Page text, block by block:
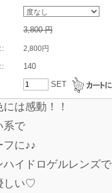
3,800 円
2,800円
140
SET
は感動！！
系で
フに♪♪
ハイドロゲルレンズで
しい♡